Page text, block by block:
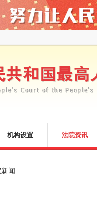
机构设置 法院资讯
闻